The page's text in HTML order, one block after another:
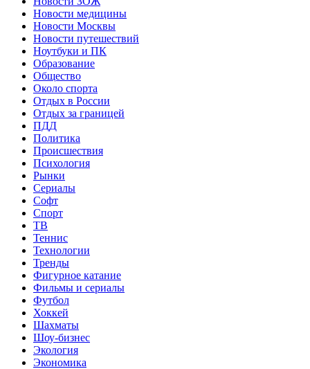
Новости медицины
Новости Москвы
Новости путешествий
Ноутбуки и ПК
Образование
Общество
Около спорта
Отдых в России
Отдых за границей
ПДД
Политика
Происшествия
Психология
Рынки
Сериалы
Софт
Спорт
ТВ
Теннис
Технологии
Тренды
Фигурное катание
Фильмы и сериалы
Футбол
Хоккей
Шахматы
Шоу-бизнес
Экология
Экономика